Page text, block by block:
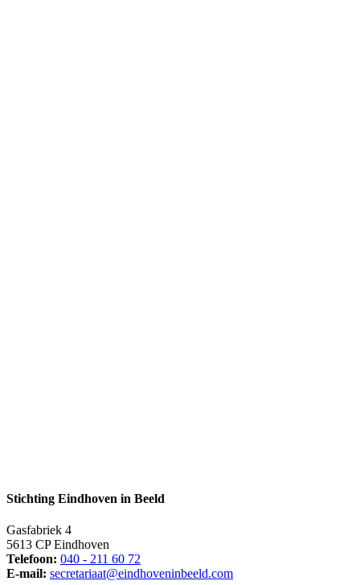
Stichting Eindhoven in Beeld
Gasfabriek 4
5613 CP Eindhoven
Telefoon: 040 - 211 60 72
E-mail: secretariaat@eindhoveninbeeld.com